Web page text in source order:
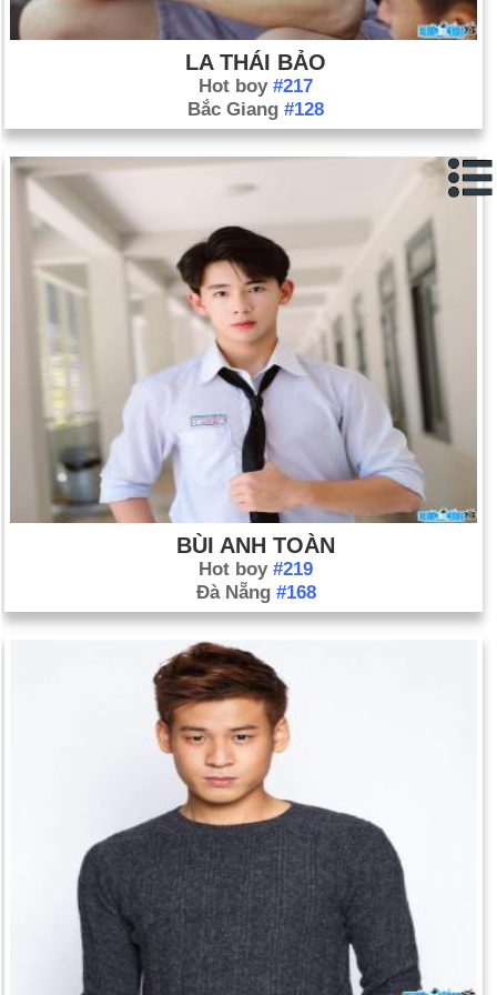
tháng 9 trở thành nữ thủ tướng đầu tiên của đất nước (ngày 10
Hàng triệu cử tri Iraq phê chuẩn hiến pháp mới (ngày 15 tháng
Cựu tổng thống Iraq Saddam Hussein ra tòa vì tội giết 143
người ở thị trấn Dujail, Iraq, vào năm 1982 (ngày 19 tháng 10).
Bạo loạn bạo lực kéo dài vài tuần bắt đầu ở các vùng ngoại ô
nghèo khó của Pháp-Ả Rập và Pháp-Phi của Paris sau khi hai
cậu bé vô tình bị giết khi trốn cảnh sát (ngày 27 tháng 10).
Ellen Johnson-Sirleaf trở thành người phụ nữ đầu tiên của
châu Phi được bầu làm nguyên thủ quốc gia (ngày 11 tháng
Thủ tướng Israel Ariel Sharon từ chức lãnh đạo Đảng Likud do
ông thành lập để thành lập một tổ chức mới, trung tâm hơn, có
tên là Kadima (ngày 21 tháng 11).
Khoảng 11 triệu người Iraq (70% số cử tri đã đăng ký của đất
nước) lần lượt chọn Quốc hội thường trực đầu tiên của họ kể
từ khi Saddam Hussein bị lật đổ (ngày 15 tháng 12). Xem
thêm Iraq; Dòng thời gian Iraq.
Xem thêm Mọi người trong Tin tức, Câu đố về Tin tức năm
2005 và 2005.
LA THÁI BẢO
Hot boy #217
Bắc Giang #128
BÙI ANH TOÀN
Hot boy #219
Đà Nẵng #168